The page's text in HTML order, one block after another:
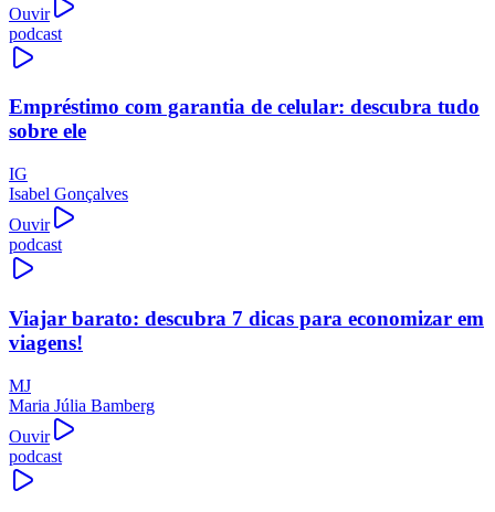
Ouvir
podcast
Empréstimo com garantia de celular: descubra tudo
sobre ele
IG
Isabel Gonçalves
Ouvir
podcast
Viajar barato: descubra 7 dicas para economizar em
viagens!
MJ
Maria Júlia Bamberg
Ouvir
podcast